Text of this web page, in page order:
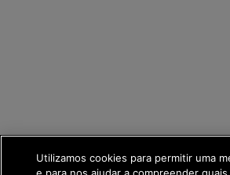
Utilizamos cookies para permitir uma